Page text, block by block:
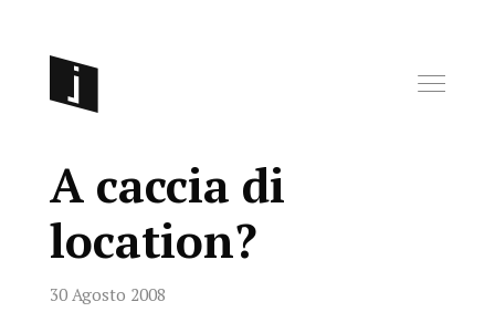
A caccia di
location?
30 Agosto 2008